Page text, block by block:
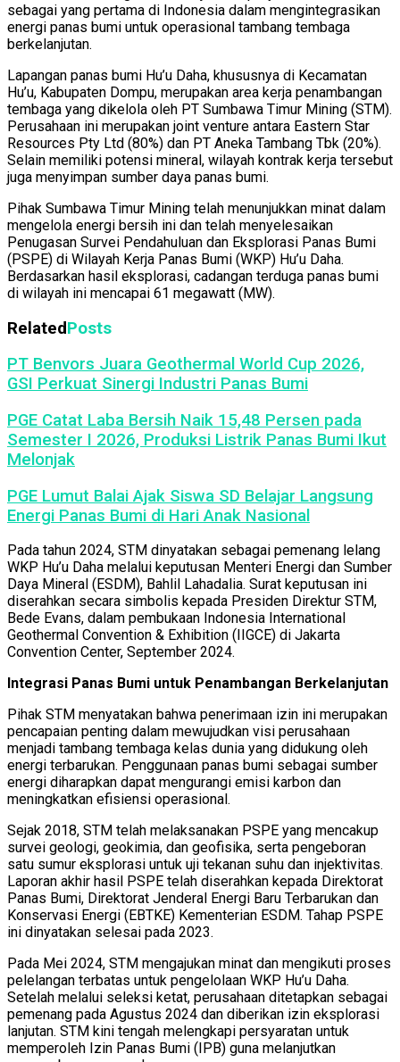
sebagai yang pertama di Indonesia dalam mengintegrasikan
energi panas bumi untuk operasional tambang tembaga
berkelanjutan.
Lapangan panas bumi Hu’u Daha, khususnya di Kecamatan
Hu’u, Kabupaten Dompu, merupakan area kerja penambangan
tembaga yang dikelola oleh PT Sumbawa Timur Mining (STM).
Perusahaan ini merupakan joint venture antara Eastern Star
Resources Pty Ltd (80%) dan PT Aneka Tambang Tbk (20%).
Selain memiliki potensi mineral, wilayah kontrak kerja tersebut
juga menyimpan sumber daya panas bumi.
Pihak Sumbawa Timur Mining telah menunjukkan minat dalam
mengelola energi bersih ini dan telah menyelesaikan
Penugasan Survei Pendahuluan dan Eksplorasi Panas Bumi
(PSPE) di Wilayah Kerja Panas Bumi (WKP) Hu’u Daha.
Berdasarkan hasil eksplorasi, cadangan terduga panas bumi
di wilayah ini mencapai 61 megawatt (MW).
RelatedPosts
PT Benvors Juara Geothermal World Cup 2026,
GSI Perkuat Sinergi Industri Panas Bumi
PGE Catat Laba Bersih Naik 15,48 Persen pada
Semester I 2026, Produksi Listrik Panas Bumi Ikut
Melonjak
PGE Lumut Balai Ajak Siswa SD Belajar Langsung
Energi Panas Bumi di Hari Anak Nasional
Pada tahun 2024, STM dinyatakan sebagai pemenang lelang
WKP Hu’u Daha melalui keputusan Menteri Energi dan Sumber
Daya Mineral (ESDM), Bahlil Lahadalia. Surat keputusan ini
diserahkan secara simbolis kepada Presiden Direktur STM,
Bede Evans, dalam pembukaan Indonesia International
Geothermal Convention & Exhibition (IIGCE) di Jakarta
Convention Center, September 2024.
Integrasi Panas Bumi untuk Penambangan Berkelanjutan
Pihak STM menyatakan bahwa penerimaan izin ini merupakan
pencapaian penting dalam mewujudkan visi perusahaan
menjadi tambang tembaga kelas dunia yang didukung oleh
energi terbarukan. Penggunaan panas bumi sebagai sumber
energi diharapkan dapat mengurangi emisi karbon dan
meningkatkan efisiensi operasional.
Sejak 2018, STM telah melaksanakan PSPE yang mencakup
survei geologi, geokimia, dan geofisika, serta pengeboran
satu sumur eksplorasi untuk uji tekanan suhu dan injektivitas.
Laporan akhir hasil PSPE telah diserahkan kepada Direktorat
Panas Bumi, Direktorat Jenderal Energi Baru Terbarukan dan
Konservasi Energi (EBTKE) Kementerian ESDM. Tahap PSPE
ini dinyatakan selesai pada 2023.
Pada Mei 2024, STM mengajukan minat dan mengikuti proses
pelelangan terbatas untuk pengelolaan WKP Hu’u Daha.
Setelah melalui seleksi ketat, perusahaan ditetapkan sebagai
pemenang pada Agustus 2024 dan diberikan izin eksplorasi
lanjutan. STM kini tengah melengkapi persyaratan untuk
memperoleh Izin Panas Bumi (IPB) guna melanjutkan